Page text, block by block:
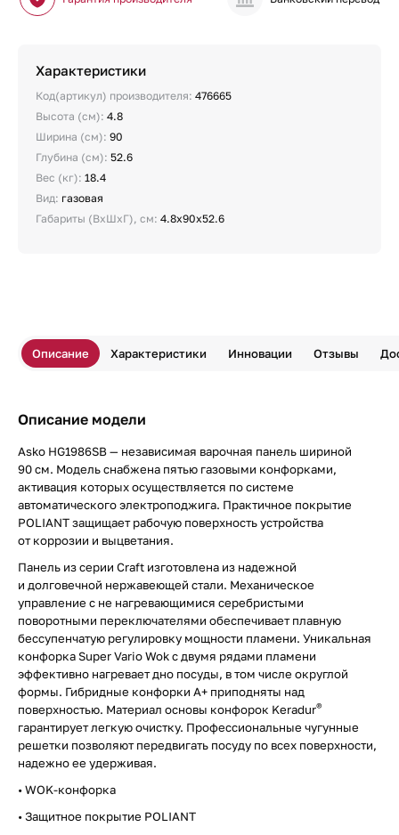
Характеристики
Код(артикул) производителя: 476665
Высота (см): 4.8
Ширина (см): 90
Глубина (см): 52.6
Вес (кг): 18.4
Вид: газовая
Габариты (ВхШхГ), см: 4.8х90х52.6
Описание Характеристики Инновации Отзывы
Описание модели
Asko HG1986SB — независимая варочная панель шириной
90 см. Модель снабжена пятью газовыми конфорками,
активация которых осуществляется по системе
автоматического электроподжига. Практичное покрытие
POLIANT защищает рабочую поверхность устройства
от коррозии и выцветания.
Панель из серии Craft изготовлена из надежной
и долговечной нержавеющей стали. Механическое
управление с не нагревающимися серебристыми
поворотными переключателями обеспечивает плавную
бессупенчатую регулировку мощности пламени. Уникальная
конфорка Super Vario Wok с двумя рядами пламени
эффективно нагревает дно посуды, в том числе округлой
формы. Гибридные конфорки А+ приподняты над
поверхностью. Материал основы конфорок Keradur®
гарантирует легкую очистку. Профессиональные чугунные
решетки позволяют передвигать посуду по всех поверхности,
надежно ее удерживая.
• WOK-конфорка
• Защитное покрытие POLIANT